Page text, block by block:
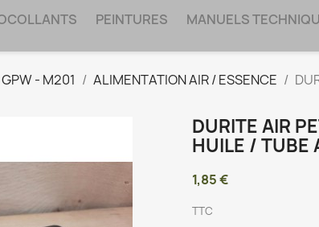
PEINTURES MANUELS
- M201 ALIMENTATION AIR / ESSENCE
DURITE AIR
HUILE / TUBE
1,85 €
TTC